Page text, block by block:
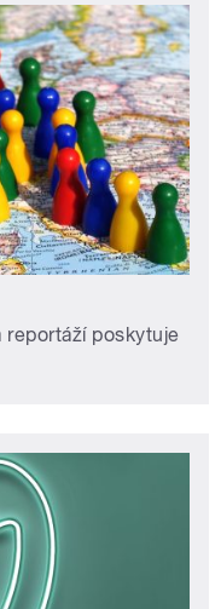
reportáží poskytuje